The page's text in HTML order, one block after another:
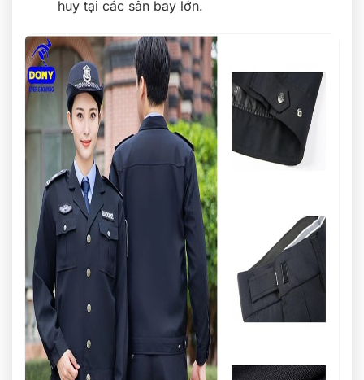
huy tại các sân bay lớn.